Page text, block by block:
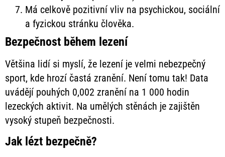
Má celkově pozitivní vliv na psychickou, sociální
a fyzickou stránku člověka.
Bezpečnost během lezení
Většina lidí si myslí, že lezení je velmi nebezpečný
sport, kde hrozí častá zranění. Není tomu tak! Data
uvádějí pouhých 0,002 zranění na 1 000 hodin
lezeckých aktivit. Na umělých stěnách je zajištěn
vysoký stupeň bezpečnosti.
Jak lézt bezpečně?